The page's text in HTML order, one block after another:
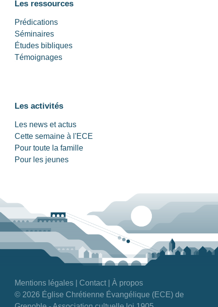
Les ressources
Prédications
Séminaires
Études bibliques
Témoignages
Les activités
Les news et actus
Cette semaine à l'ECE
Pour toute la famille
Pour les jeunes
Mentions légales Contact
À propos
© 2026 Église Chrétienne Évangélique (ECE) de